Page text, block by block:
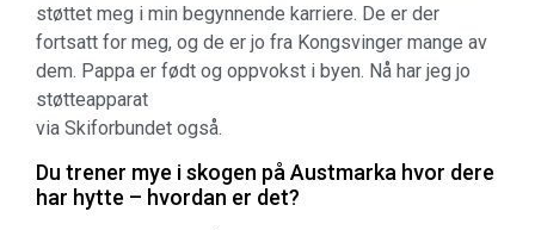
støttet meg i min begynnende karriere. De er der
fortsatt for meg, og de er jo fra Kongsvinger mange av
dem. Pappa er født og oppvokst i byen. Nå har jeg jo
støtteapparat
via Skiforbundet også.
Du trener mye i skogen på Austmarka hvor dere
har hytte – hvordan er det?